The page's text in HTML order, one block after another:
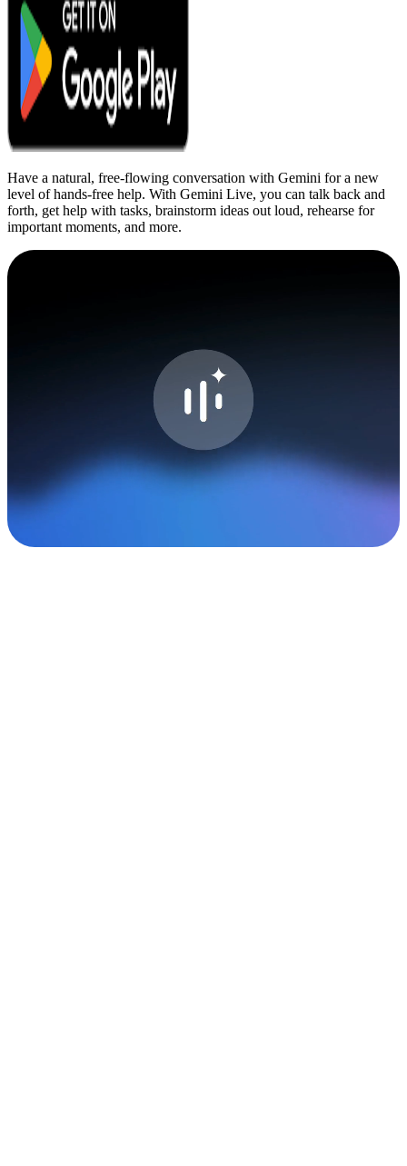
Have a natural, free-flowing conversation with Gemini for a new
level of hands-free help. With Gemini Live, you can talk back and
forth, get help with tasks, brainstorm ideas out loud, rehearse for
important moments, and more.